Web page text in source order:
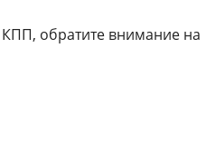
обратите внимание на